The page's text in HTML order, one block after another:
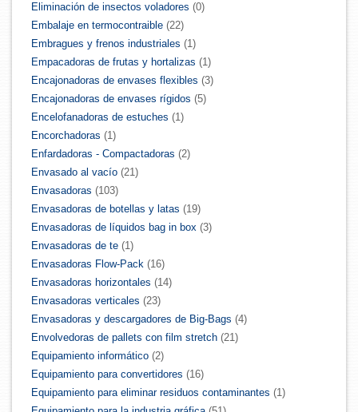
Eliminación de insectos voladores (0)
Embalaje en termocontraible (22)
Embragues y frenos industriales (1)
Empacadoras de frutas y hortalizas (1)
Encajonadoras de envases flexibles (3)
Encajonadoras de envases rígidos (5)
Encelofanadoras de estuches (1)
Encorchadoras (1)
Enfardadoras - Compactadoras (2)
Envasado al vacío (21)
Envasadoras (103)
Envasadoras de botellas y latas (19)
Envasadoras de líquidos bag in box (3)
Envasadoras de te (1)
Envasadoras Flow-Pack (16)
Envasadoras horizontales (14)
Envasadoras verticales (23)
Envasadoras y descargadores de Big-Bags (4)
Envolvedoras de pallets con film stretch (21)
Equipamiento informático (2)
Equipamiento para convertidores (16)
Equipamiento para eliminar residuos contaminantes (1)